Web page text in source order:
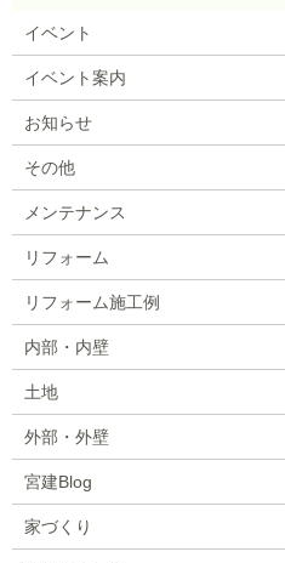
イベント
イベント案内
お知らせ
その他
メンテナンス
リフォーム
リフォーム施工例
内部・内壁
土地
外部・外壁
宮建Blog
家づくり